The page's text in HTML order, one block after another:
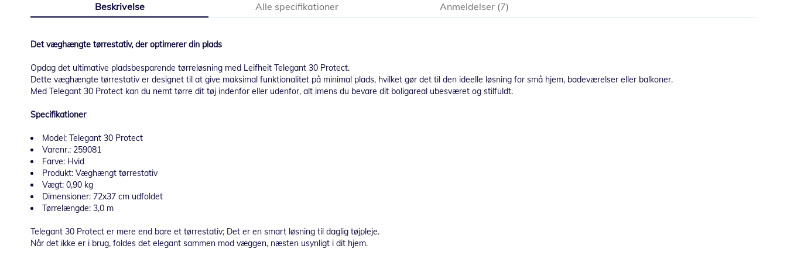
af
Beskrivelse
Det væghængte tørrestativ, der optimerer din plads
Opdag det ultimative pladsbesparende tørreløsning med Leifheit Telegant 30 Protect.
Dette væghængte tørrestativ er designet til at give maksimal funktionalitet på minimal plads, hvilket gør det til den ideelle løsning for små hjem, badeværelser eller balkoner.
Med Telegant 30 Protect kan du nemt tørre dit tøj indenfor eller udenfor, alt imens du bevare dit boligareal ubesværet og stilfuldt.
Specifikationer
Model: Telegant 30 Protect
Varenr.: 259081
Farve: Hvid
Produkt: Væghængt tørrestativ
Vægt: 0,90 kg
Dimensioner: 72x37 cm udfoldet
Tørrelængde: 3,0 m
Telegant 30 Protect er mere end bare et tørrestativ; Det er en smart løsning til daglig tøjpleje.
Når det ikke er i brug, foldes det elegant sammen mod væggen, næsten usynligt i dit hjem.
Alle specifikationer Anmeldelser 7